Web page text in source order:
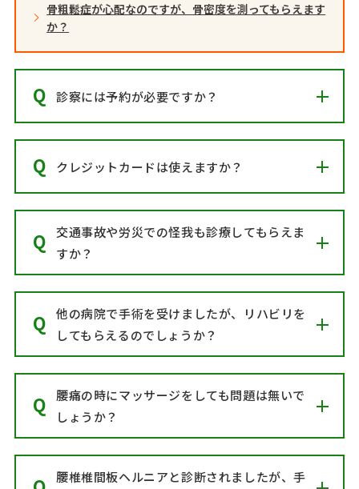
骨粗鬆症が心配なのですが、骨密度を測ってもらえます
か？
診察には予約が必要ですか？
クレジットカードは使えますか？
交通事故や労災での怪我も診療してもらえま
すか？
他の病院で手術を受けましたが、リハビリを
してもらえるのでしょうか？
腰痛の時にマッサージをしても問題は無いで
しょうか？
腰椎椎間板ヘルニアと診断されましたが、手